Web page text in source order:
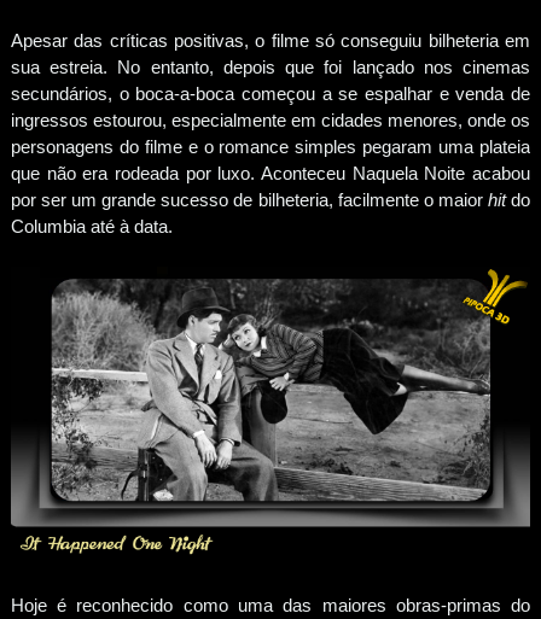
Apesar das críticas positivas, o filme só conseguiu bilheteria em
sua estreia. No entanto, depois que foi lançado nos cinemas
secundários, o boca-a-boca começou a se espalhar e venda de
ingressos estourou, especialmente em cidades menores, onde os
personagens do filme e o romance simples pegaram uma plateia
que não era rodeada por luxo. Aconteceu Naquela Noite acabou
por ser um grande sucesso de bilheteria, facilmente o maiorhitdo
Columbia até à data.
Hoje é reconhecido como uma das maiores obras-primas do